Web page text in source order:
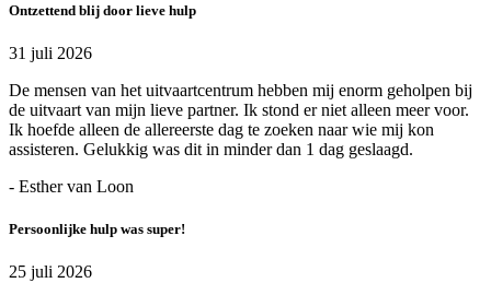
Ontzettend blij door lieve hulp
31 juli 2026
De mensen van het uitvaartcentrum hebben mij enorm geholpen bij
de uitvaart van mijn lieve partner. Ik stond er niet alleen meer voor.
Ik hoefde alleen de allereerste dag te zoeken naar wie mij kon
assisteren. Gelukkig was dit in minder dan 1 dag geslaagd.
- Esther van Loon
Persoonlijke hulp was super!
25 juli 2026